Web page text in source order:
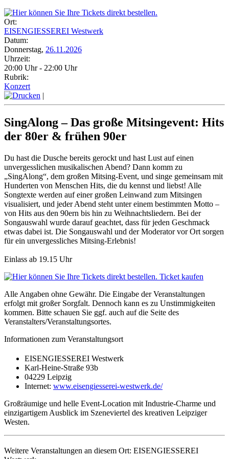
Ort:
EISENGIESSEREI Westwerk
Datum:
Donnerstag, 26.11.2026
Uhrzeit:
20:00 Uhr - 22:00 Uhr
Rubrik:
Konzert
|
SingAlong – Das große Mitsingevent: Hits
der 80er & frühen 90er
Du hast die Dusche bereits gerockt und hast Lust auf einen
unvergesslichen musikalischen Abend? Dann komm zu
„SingAlong“, dem großen Mitsing-Event, und singe gemeinsam mit
Hunderten von Menschen Hits, die du kennst und liebst! Alle
Songtexte werden auf einer großen Leinwand zum Mitsingen
visualisiert, und jeder Abend steht unter einem bestimmten Motto –
von Hits aus den 90ern bis hin zu Weihnachtsliedern. Bei der
Songauswahl wurde darauf geachtet, dass für jeden Geschmack
etwas dabei ist. Die Songauswahl und der Moderator vor Ort sorgen
für ein unvergessliches Mitsing-Erlebnis!
Einlass ab 19.15 Uhr
Ticket kaufen
Alle Angaben ohne Gewähr. Die Eingabe der Veranstaltungen
erfolgt mit großer Sorgfalt. Dennoch kann es zu Unstimmigkeiten
kommen. Bitte schauen Sie ggf. auch auf die Seite des
Veranstalters/Veranstaltungsortes.
Informationen zum Veranstaltungsort
EISENGIESSEREI Westwerk
Karl-Heine-Straße 93b
04229 Leipzig
Internet: www.eisengiesserei-westwerk.de/
Großräumige und helle Event-Location mit Industrie-Charme und
einzigartigem Ausblick im Szeneviertel des kreativen Leipziger
Westen.
Weitere Veranstaltungen an diesem Ort: EISENGIESSEREI